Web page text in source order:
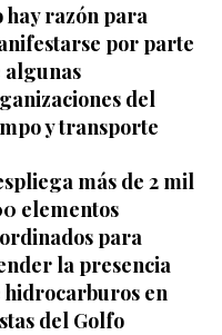
hay razón para
por parte
algunas
del
y transporte
más de 2 mil
elementos
para
la presencia
hidrocarburos en
del Golfo